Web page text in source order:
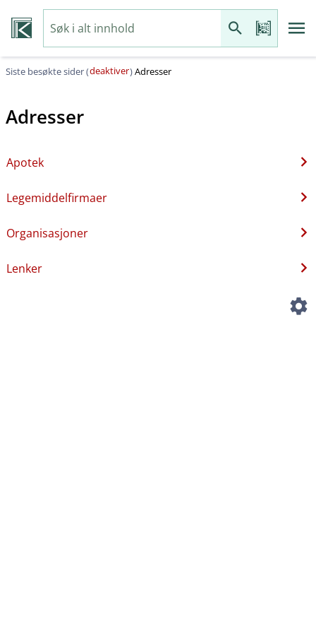
Siste besøkte sider (deaktiver)Adresser
Adresser
Apotek
Legemiddelfirmaer
Organisasjoner
Lenker